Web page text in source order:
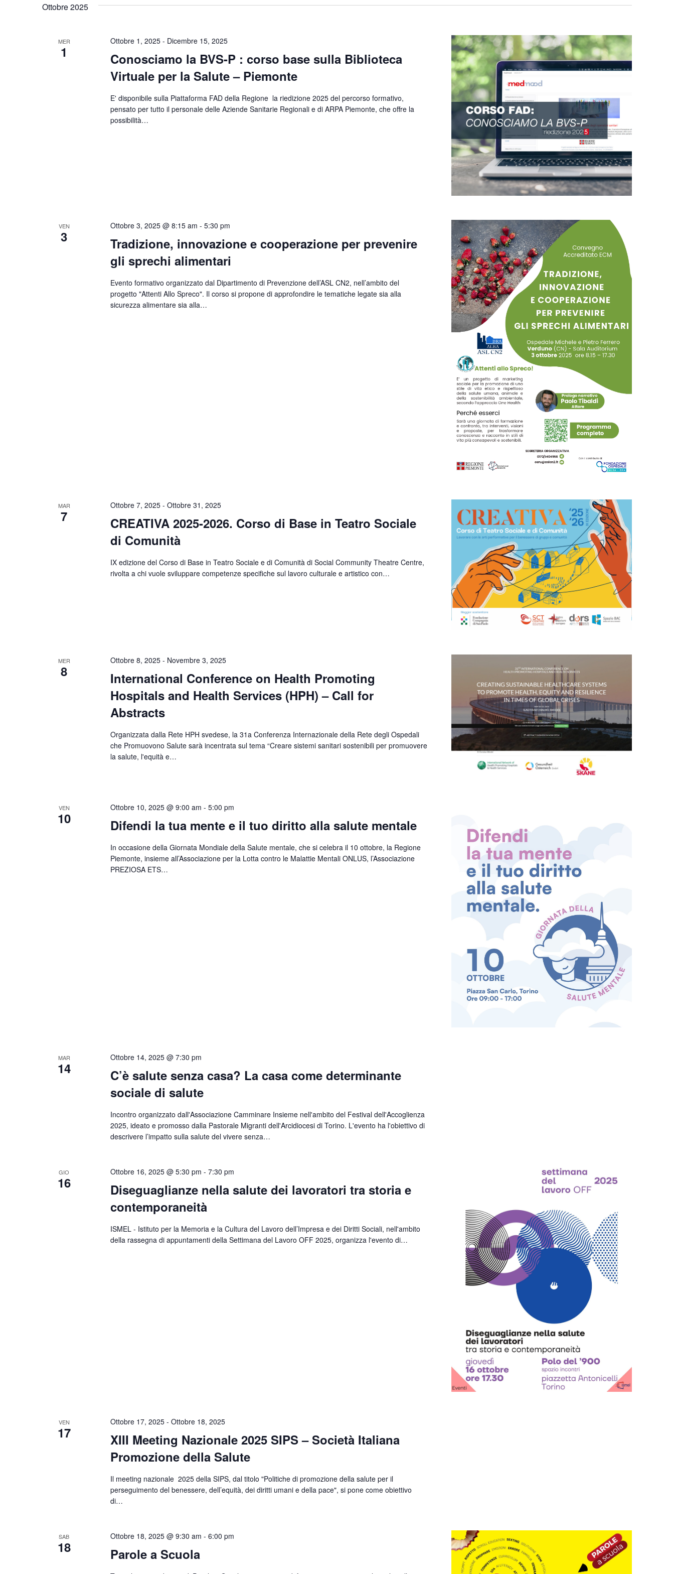
Parola
Ottobre 2025
MER
1
Conosciamo la BVS-P : corso base sulla Biblioteca
Virtuale per la Salute – Piemonte
Ottobre 1, 2025- Dicembre 15, 2025
E' disponibile sulla Piattaforma FAD della Regione la riedizione 2025 del percorso formativo,
pensato per tutto il personale delle Aziende Sanitarie Regionali e di ARPA Piemonte, che offre la
possibilità…
VEN
3
Tradizione, innovazione e cooperazione per prevenire
gli sprechi alimentari
Ottobre 3, 2025 @ 8:15 am - 5:30 pm
Evento formativo organizzato dal Dipartimento di Prevenzione dell’ASL CN2, nell’ambito del
progetto "Attenti Allo Spreco". Il corso si propone di approfondire le tematiche legate sia alla
sicurezza alimentare sia alla…
MAR
7
CREATIVA 2025-2026. Corso di Base in Teatro Sociale
di Comunità
Ottobre 7, 2025- Ottobre 31, 2025
IX edizione del Corso di Base in Teatro Sociale e di Comunità di Social Community Theatre Centre,
rivolta a chi vuole sviluppare competenze specifiche sul lavoro culturale e artistico con…
MER
8
International Conference on Health Promoting
Hospitals and Health Services (HPH) – Call for
Abstracts
Ottobre 8, 2025- Novembre 3, 2025
Organizzata dalla Rete HPH svedese, la 31a Conferenza Internazionale della Rete degli Ospedali
che Promuovono Salute sarà incentrata sul tema “Creare sistemi sanitari sostenibili per promuovere
la salute, l'equità e…
VEN
10 Difendi la tua mente e il tuo diritto alla salute mentale
Ottobre 10, 2025 @ 9:00 am - 5:00 pm
In occasione della Giornata Mondiale della Salute mentale, che si celebra il 10 ottobre, la Regione
Piemonte, insieme all’Associazione per la Lotta contro le Malattie Mentali ONLUS, l’Associazione
PREZIOSA ETS…
MAR
14
C’è salute senza casa? La casa come determinante
sociale di salute
Ottobre 14, 2025 @ 7:30 pm
Incontro organizzato dall'Associazione Camminare Insieme nell'ambito del Festival dell'Accoglienza
2025, ideato e promosso dalla Pastorale Migranti dell'Arcidiocesi di Torino. L'evento ha l'obiettivo di
descrivere l’impatto sulla salute del vivere senza…
GIO
16
Diseguaglianze nella salute dei lavoratori tra storia e
contemporaneità
Ottobre 16, 2025 @ 5:30 pm - 7:30 pm
ISMEL - Istituto per la Memoria e la Cultura del Lavoro dell’Impresa e dei Diritti Sociali, nell'ambito
della rassegna di appuntamenti della Settimana del Lavoro OFF 2025, organizza l'evento di…
VEN
17
XIII Meeting Nazionale 2025 SIPS – Società Italiana
Promozione della Salute
Ottobre 17, 2025- Ottobre 18, 2025
Il meeting nazionale 2025 della SIPS, dal titolo "Politiche di promozione della salute per il
perseguimento del benessere, dell’equità, dei diritti umani e della pace", si pone come obiettivo
di…
SAB
18 Parole a Scuola
Ottobre 18, 2025 @ 9:30 am - 6:00 pm